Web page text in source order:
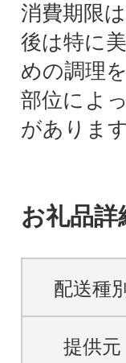
消費期限
後は特に
めの調理
部位によ
があります
お礼品詳
配送種別
提供元